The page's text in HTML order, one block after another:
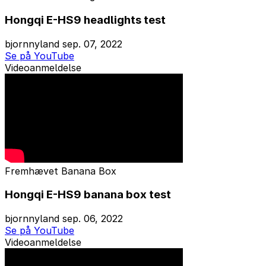
Hongqi E-HS9 headlights test
bjornnyland sep. 07, 2022
Se på YouTube
Videoanmeldelse
Fremhævet Banana Box
Hongqi E-HS9 banana box test
bjornnyland sep. 06, 2022
Se på YouTube
Videoanmeldelse